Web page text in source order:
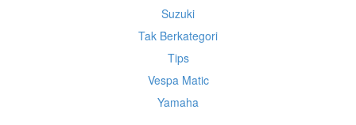
Suzuki
Tak Berkategori
Tips
Vespa Matic
Yamaha